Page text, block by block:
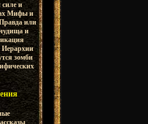
силе и
Мифы и
или
и
Иерархии
зомби